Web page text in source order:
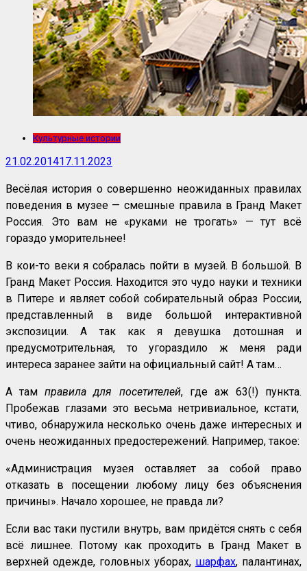
Культурные истории
21.02.201417.11.2023
Весёлая история о совершенно неожиданных правилах
поведения в музее — смешные правила в Гранд Макет
Россия. Это вам не «руками не трогать» — тут всё
гораздо уморительнее!
В кои-то веки я собралась пойти в музей. В большой. В
Гранд Макет Россия. Находится это чудо науки и техники
в Питере и являет собой собирательный образ России,
представленный в виде большой интерактивной
экспозиции. А так как я девушка дотошная и
предусмотрительная, то угораздило ж меня ради
интереса заранее зайти на официальный сайт! А там…
А тамправила для посетителей, где аж 63(!) пункта.
Пробежав глазами это весьма нетривиальное, кстати,
чтиво, обнаружила несколько очень даже интересных и
очень неожиданных предостережений. Например, такое:
«Администрация музея оставляет за собой право
отказать в посещении любому лицу без объяснения
причины». Начало хорошее, не правда ли?
Если вас таки пустили внутрь, вам придётся снять с себя
всё лишнее. Потому как проходить в Гранд Макет в
верхней одежде, головных уборах, шарфах, палантинах,